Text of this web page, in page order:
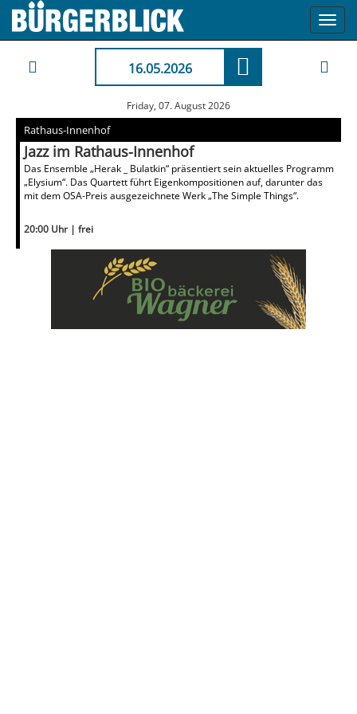
16.05.2026
Friday, 07. August 2026
Rathaus-Innenhof
Jazz im Rathaus-Innenhof
Das Ensemble „Herak _ Bulatkin“ präsentiert sein aktuelles Programm
„Elysium“. Das Quartett führt Eigenkompositionen auf, darunter das
mit dem OSA-Preis ausgezeichnete Werk „The Simple Things“.
20:00 Uhr | frei